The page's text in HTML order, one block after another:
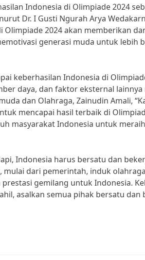
Indonesia di Olimpiade 2024
Dr. I Gusti Ngurah Arya
Olimpiade 2024 akan memberikan
generasi muda untuk lebih
keberhasilan Indonesia di
daya, dan faktor eksternal lainnya
dan Olahraga, Zainudin Amali,
mencapai hasil terbaik di
masyarakat Indonesia untuk
Indonesia harus bersatu dan
mulai dari pemerintah, induk
gemilang untuk Indonesia.
asalkan semua pihak bersatu dan